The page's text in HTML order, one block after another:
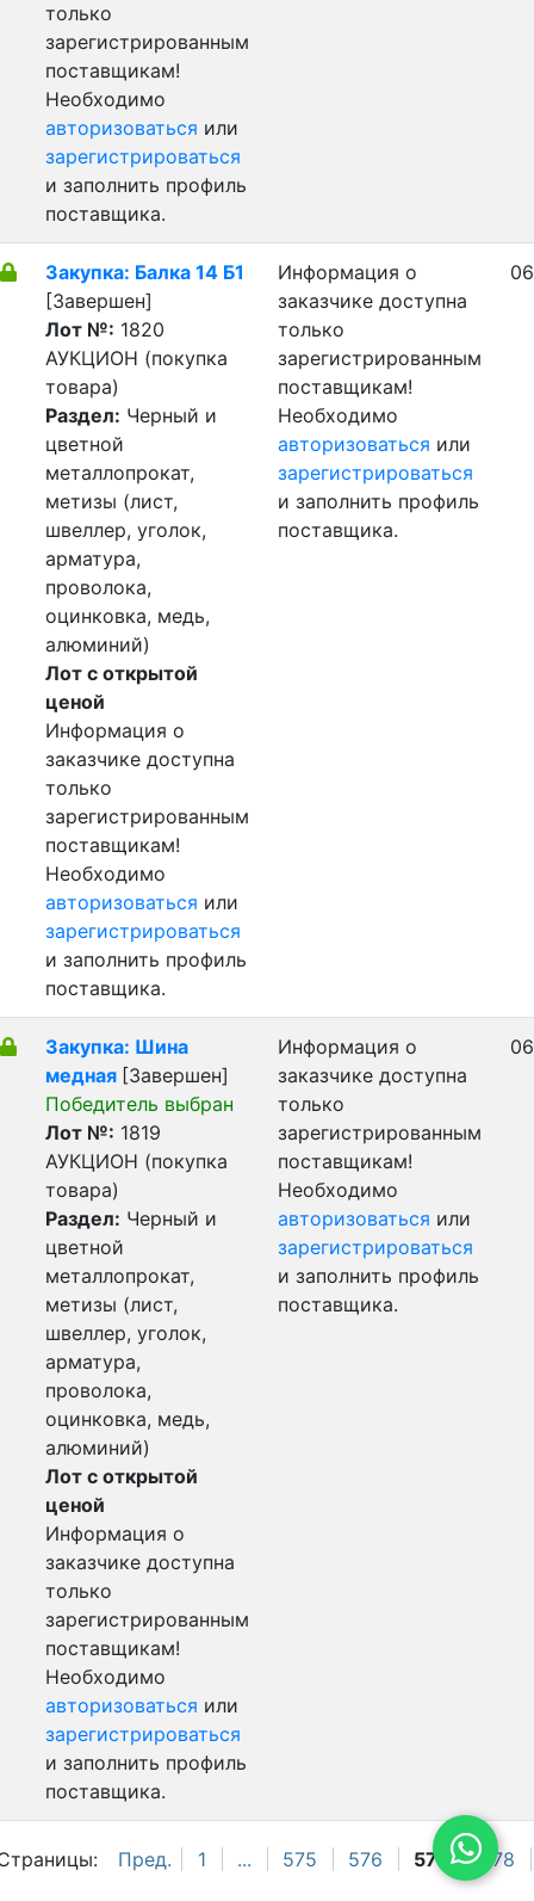
Пред. 1 ... 575 576 577 578
только
зарегистрированным
поставщикам!
Необходимо
авторизоваться или
зарегистрироваться
и заполнить профиль
поставщика.
Закупка: Балка 14 Б1
[Завершен]
Лот №: 1820
АУКЦИОН (покупка
товара)
Раздел: Черный и
цветной
металлопрокат,
метизы (лист,
швеллер, уголок,
арматура,
проволока,
оцинковка, медь,
алюминий)
Лот с открытой
ценой
Информация о
заказчике доступна
только
зарегистрированным
поставщикам!
Необходимо
авторизоваться или
зарегистрироваться
и заполнить профиль
поставщика.
Информация о
заказчике доступна
только
зарегистрированным
поставщикам!
Необходимо
авторизоваться или
зарегистрироваться
и заполнить профиль
поставщика.
Закупка: Шина
медная [Завершен]
Победитель выбран
Лот №: 1819
АУКЦИОН (покупка
товара)
Раздел: Черный и
цветной
металлопрокат,
метизы (лист,
швеллер, уголок,
арматура,
проволока,
оцинковка, медь,
алюминий)
Лот с открытой
ценой
Информация о
заказчике доступна
только
зарегистрированным
поставщикам!
Необходимо
авторизоваться или
зарегистрироваться
и заполнить профиль
поставщика.
Информация о
заказчике доступна
только
зарегистрированным
поставщикам!
Необходимо
авторизоваться или
зарегистрироваться
и заполнить профиль
поставщика.